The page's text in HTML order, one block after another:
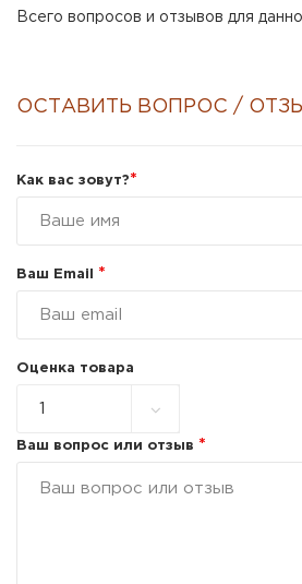
Всего вопросов и отзывов для
ОСТАВИТЬ ВОПРОС /
Как вас зовут?*
Ваш Email *
Оценка товара
Ваш вопрос или отзыв *